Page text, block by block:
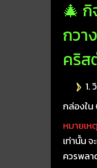
🎄
กวา
คริส
1.
กล่องใน
หมายเห
เท่านั้น
ควรพลา